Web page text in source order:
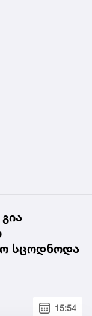
სცოდნოდა
15:54